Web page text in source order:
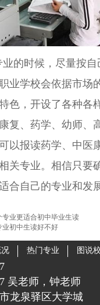
的时候，尽量按自
业学校会依据市场
色，开设了各种各
复、药学、幼师、
以报读药学、中医
关专业。相信只要
合自己的专业和发
专业更适合初中毕业生读
业初中生读好不好
热门专业 图说
吴老师，钟老师
龙泉驿区大学城